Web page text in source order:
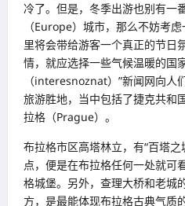
冷了。但是，冬季出游也别有一
（Europe）城市，那么不妨考
里将会带给游客一个真正的节日
情，就应选择一些气候温暖的国
（interesnoznat）”新闻网向人
旅游胜地，当中包括了捷克共和
拉格（Prague）。
布拉格市区高塔林立，有“百塔
点，便是在布拉格任何一处就
格城堡。另外，查理大桥和老城
方，是最能体现布拉格古典气质